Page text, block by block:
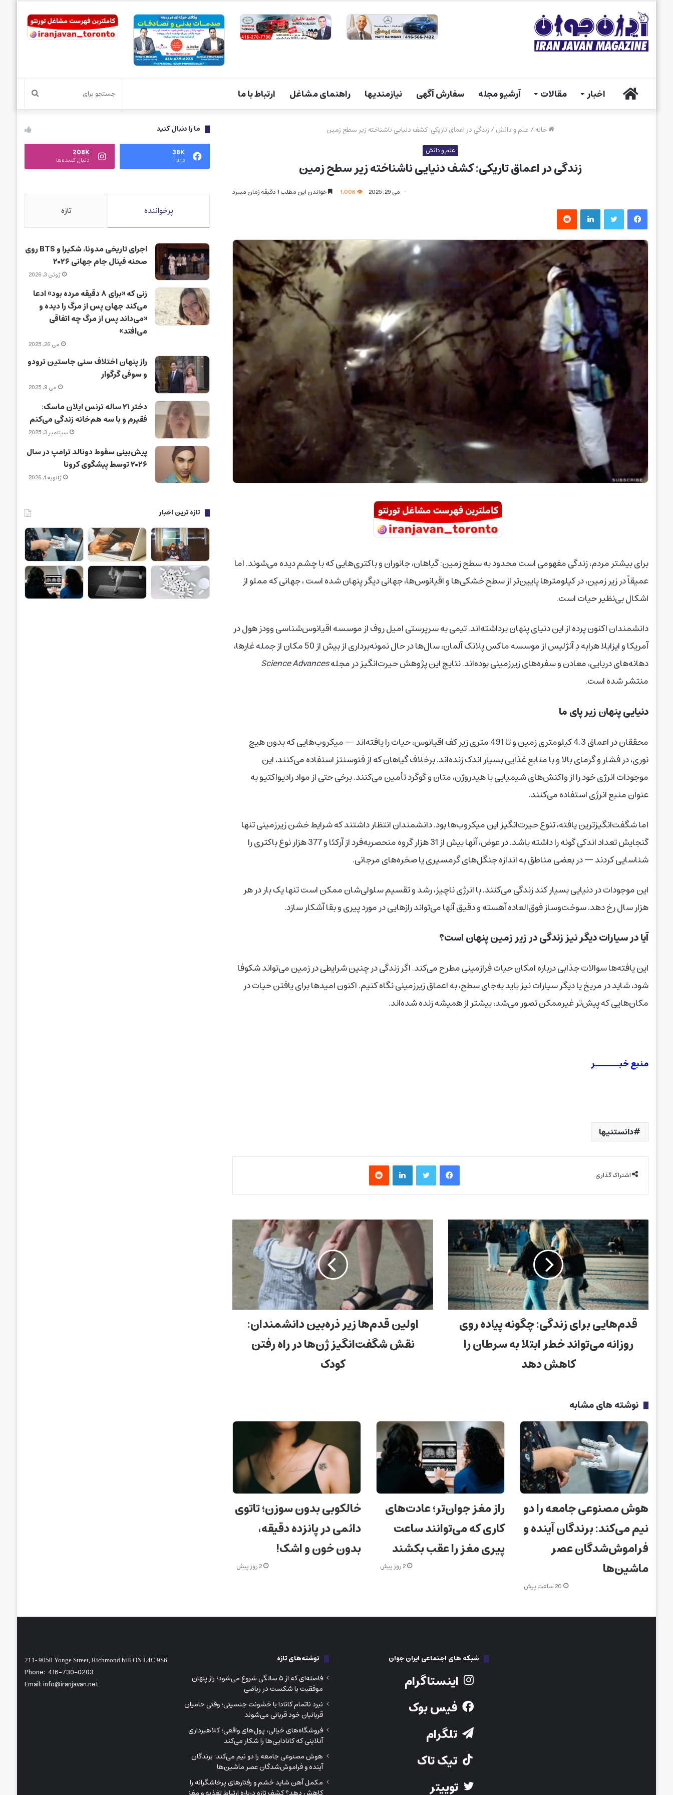
خانه اخبار مقالات آرشیو مجله سفارش آگهی نیازمندیها راهنمای مشاغل ارتباط با ما جستجو
برای خانه/علم و دانش/ زندگی در اعماق تاریکی: کشف دنیایی ناشناخته زیر سطح زمین
علم و دانش
زندگی در اعماق تاریکی: کشف دنیایی ناشناخته زیر سطح زمین
می 29, 2025 خواندن این مطلب 1 دقیقه زمان میبرد
فیس بوک توییتر لینکدین‫رددیت
برای بیشتر مردم، زندگی مفهومی ا‌ست محدود به سطح زمین: گیاهان، جانوران و باکتری‌هایی که با چشم دیده می‌شوند. اما
عمیقاً در زیر زمین، در کیلومترها پایین‌تر از سطح خشکی‌ها و اقیانوس‌ها، جهانی دیگر پنهان شده است ، جهانی که مملو از
اشکال بی‌نظیر حیات است.
دانشمندان اکنون پرده از این دنیای پنهان برداشته‌اند. تیمی به سرپرستی امیل روف از موسسه اقیانوس‌شناسی وودز هول در
آمریکا و ایزابلا هرابه دِ آنژلیس از موسسه ماکس پلانک آلمان، سال‌ها در حال نمونه‌برداری از بیش از 50 مکان از جمله غارها،
دهانه‌های دریایی، معادن و سفره‌های زیرزمینی بوده‌اند. نتایج این پژوهش حیرت‌انگیز در مجلهScience Advances
منتشر شده است.
دنیایی پنهان زیر پای ما
محققان در اعماق 4.3 کیلومتری زمین و تا 491 متری زیر کف اقیانوس، حیات را یافته‌اند — میکروب‌هایی که بدون هیچ
نوری، در فشار و گرمای بالا و با منابع غذایی بسیار اندک زنده‌اند. برخلاف گیاهان که از فتوسنتز استفاده می‌کنند، این
موجودات انرژی خود را از واکنش‌های شیمیایی با هیدروژن، متان و گوگرد تأمین می‌کنند. برخی حتی از مواد رادیواکتیو به
عنوان منبع انرژی استفاده می‌کنند.
اما شگفت‌انگیزترین یافته، تنوع حیرت‌انگیز این میکروب‌ها بود. دانشمندان انتظار داشتند که شرایط خشن زیرزمینی تنها
گنجایش تعداد اندکی گونه را داشته باشد. در عوض، آنها بیش از 31 هزار گروه
منحصربه‌فرد از آرکئا و 377 هزار نوع باکتری را
شناسایی کردند — در بعضی مناطق به اندازه جنگل‌های گرمسیری یا صخره‌های مرجانی.
این موجودات در دنیایی بسیار کند زندگی می‌کنند. با انرژی ناچیز، رشد و تقسیم سلولی‌شان ممکن است تنها یک بار در هر
هزار سال رخ دهد. سوخت‌وساز فوق‌العاده آهسته و دقیق آنها می‌تواند رازهایی در مورد پیری و بقا آشکار سازد.
آیا در سیارات دیگر نیز زندگی در زیر زمین پنهان است؟
این یافته‌ها سوالات جذابی درباره امکان حیات فرازمینی مطرح می‌کند. اگر زندگی در چنین شرایطی در زمین می‌تواند شکوفا
شود، شاید در مریخ یا دیگر سیارات نیز باید به‌جای سطح، به اعماق زیرزمینی نگاه کنیم. اکنون امیدها برای یافتن حیات در
مکان‌هایی که پیش‌تر غیرممکن تصور می‌شد، بیشتر از همیشه زنده شده‌اند.
منبع خبــــــر
دانستنیها
اشتراک گذاری
فیس بوک توییتر لینکدین‫رددیت
قدم‌هایی برای زندگی: چگونه پیاده روی
روزانه می‌تواند خطر ابتلا به سرطان را
کاهش دهد
اولین قدم‌ها زیر ذره‌بین دانشمندان:
نقش شگفت‌انگیز ژن‌ها در راه رفتن
کودک
نوشته های مشابه
هوش مصنوعی جامعه را دو
نیم می‌کند: برندگان آینده و
فراموش‌شدگان عصر
ماشین‌ها
20 ساعت پیش
راز مغز جوان‌تر؛ عادت‌های
کاری که می‌توانند ساعت
پیری مغز را عقب بکشند
2 روز پیش
خالکوبی بدون سوزن؛ تاتوی
دائمی در پانزده دقیقه،
بدون خون و اشک!
2 روز پیش
ما را دنبال کنید
38K
Fans
208K
دنبال کننده‌ها
پرخواننده تازه
اجرای تاریخی مدونا، شکیرا و BTS روی
صحنه فینال جام جهانی ۲۰۲۶
ژوئن 3, 2026
زنی که «برای ۸ دقیقه مرده بود» ادعا
می‌کند جهان پس از مرگ را دیده و
«می‌داند پس از مرگ چه اتفاقی
می‌افتد»
می 26, 2025
راز پنهان اختلاف سنی جاستین ترودو
و سوفی گرگوار
می 9, 2025
دختر ۲۱ ساله ترنس ایلان ماسک:
فقیرم و با سه هم‌خانه زندگی می‌کنم
سپتامبر 3, 2025
پیش‌بینی سقوط دونالد ترامپ در سال
۲۰۲۶ توسط پیشگوی کرونا
ژانویه 1, 2026
تازه ترین اخبار
شبکه های اجتماعی ایران جوان
اینستاگرام
فیس بوک
تلگرام
تیک تاک
توییتر
نوشته‌های تازه
فاصله‌ای که از ۵ سالگی شروع می‌شود؛ راز پنهان
موفقیت یا شکست در ریاضی
نبرد ناتمام کانادا با خشونت جنسیتی؛ وقتی حامیان
قربانیان خود قربانی می‌شوند
فروشگاه‌های خیالی، پول‌های واقعی؛ کلاهبرداری
آنلاینی که کانادایی‌ها را شکار می‌کند
هوش مصنوعی جامعه را دو نیم می‌کند: برندگان
آینده و فراموش‌شدگان عصر ماشین‌ها
مکمل آهن شاید خشم و رفتارهای پرخاشگرانه را
211- 9050 Yonge Street, Richmond hill ON L4C 9S6
Phone: 416-730-0203
Email: info@iranjavan.net